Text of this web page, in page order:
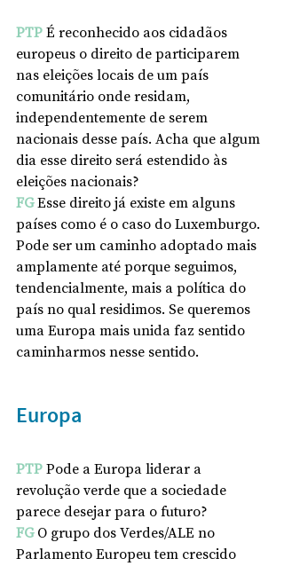
PTP É reconhecido aos cidadãos
europeus o direito de participarem
nas eleições locais de um país
comunitário onde residam,
independentemente de serem
nacionais desse país. Acha que algum
dia esse direito será estendido às
eleições nacionais?
FGEsse direito já existe em alguns
países como é o caso do Luxemburgo.
Pode ser um caminho adoptado mais
amplamente até porque seguimos,
tendencialmente, mais a política do
país no qual residimos. Se queremos
uma Europa mais unida faz sentido
caminharmos nesse sentido.
Europa
PTP Pode a Europa liderar a
revolução verde que a sociedade
parece desejar para o futuro?
FG O grupo dos Verdes/ALE no
Parlamento Europeu tem crescido